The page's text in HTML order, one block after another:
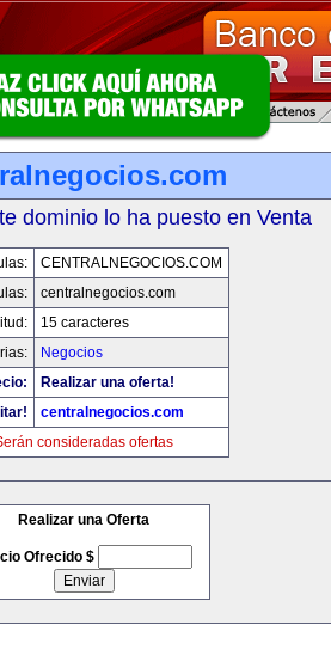
dominio lo ha puesto en Venta
CENTRALNEGOCIOS.COM
centralnegocios.com
15 caracteres
Negocios
Realizar una oferta!
centralnegocios.com
consideradas ofertas
Realizar una Oferta
Ofrecido $